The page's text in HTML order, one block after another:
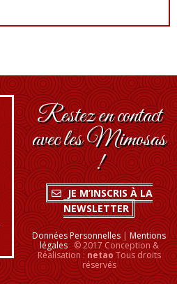
Restez en contact
avec les Mimosas
!
JE M’INSCRIS À LA
NEWSLETTER
Données Personnelles|Mentions
légales© 2017 Conception &
Réalisation :netaoTous droits
réservés